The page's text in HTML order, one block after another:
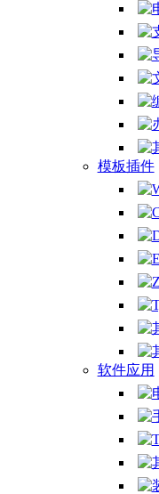
模板插件
软件应用